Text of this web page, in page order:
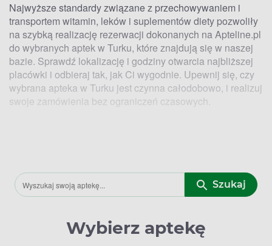
Najwyższe standardy związane z przechowywaniem i
transportem witamin, leków i suplementów diety pozwoliły
na szybką realizację rezerwacji dokonanych na Apteline.pl
do wybranych aptek w Turku, które znajdują się w naszej
bazie. Sprawdź lokalizację i godziny otwarcia najbliższej
placówki i odbieraj tak, jak Ci wygodnie. Upewnij się, czy
wybrana apteka w Turku jest czynna całodobowo, i realizuj
swoje zamówienia bez ograniczeń czasowych.
Za pośrednictwem naszego serwisu rezerwacyjnego
najbliższej placówce. Możesz to zrobić w drodze do pracy,
domu lub gdy zawozisz dziecko do przedszkola. Nie
Szukaj
Wybierz aptekę